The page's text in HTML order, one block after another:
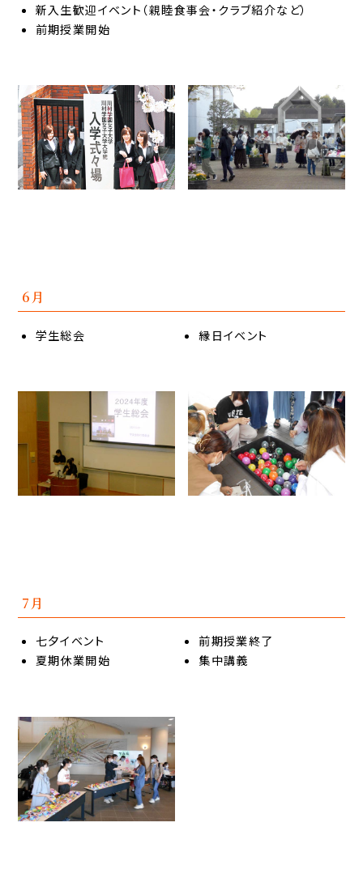
新入生歓迎イベント （親睦食事会・クラブ紹介など）
前期授業開始
6月
学生総会 縁日イベント
7月
七夕イベント
前期授業終了
夏期休業開始
集中講義